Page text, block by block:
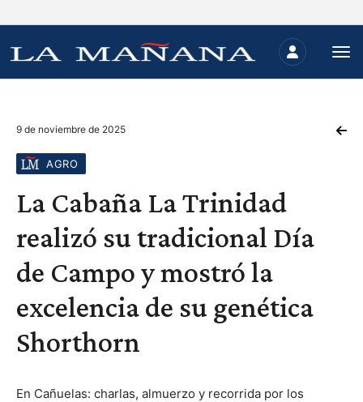
9 de noviembre de 2025
AGRO
La Cabaña La Trinidad
realizó su tradicional Día
de Campo y mostró la
excelencia de su genética
Shorthorn
En Cañuelas: charlas, almuerzo y recorrida por los